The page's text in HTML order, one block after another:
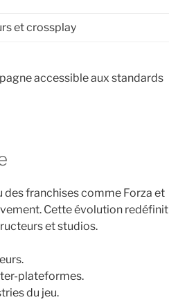
et crossplay
accessible aux standards
des franchises comme Forza et
Cette évolution redéfinit
et studios.
plateformes.
du jeu.